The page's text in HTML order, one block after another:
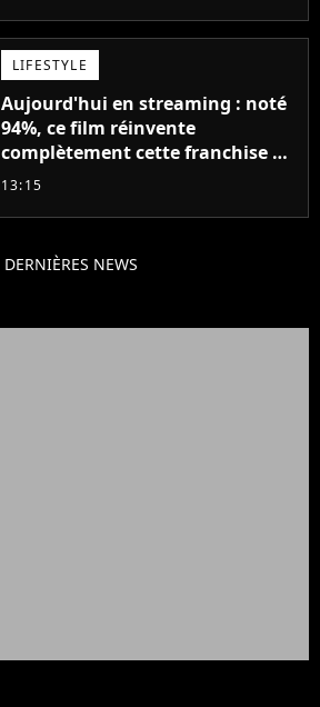
LIFESTYLE
Aujourd'hui en streaming : noté
94%, ce film réinvente
complètement cette franchise de
science-fiction vieille de 40 ans
13:15
DERNIÈRES NEWS